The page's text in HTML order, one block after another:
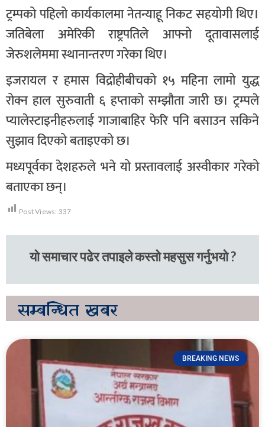
ट्रम्पको पहिलो कार्यकालमा नेतन्याहू निकट सहयोगी थिए।
जतिबेला अमेरिकी राष्ट्रपतिले आफ्नो दूतावासलाई
जेरुशलेममा स्थानान्तरण गरेका थिए।
इजरायल र हमास विद्रोहीबीचको १५ महिना लामो युद्ध
रोक्न हाल सुरुवाती ६ हप्ताको सम्झौता जारी छ। ट्रम्पले
प्यालेस्टाइनीहरुलाई गाजाबाहिर फेरि पनि बसाउन सकिने
सुझाव दिएको बताइएको छ।
मध्यपूर्वका देशहरुले भने यो प्रस्तावलाई अस्वीकार गरेको
बताएका छन्।
Post Views: 337
यो समाचार पढेर तपाइले कस्तो महसुस गर्नुभयो ?
सम्बन्धित खबर
BREAKING NEWS